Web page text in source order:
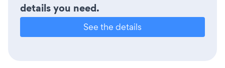
details you need.
See the details